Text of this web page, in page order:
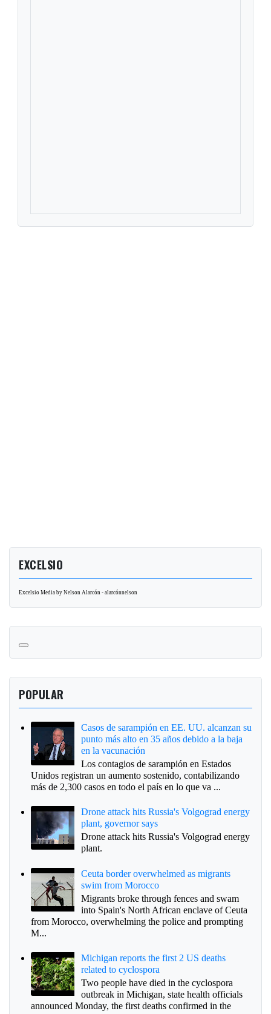
EXCELSIO
Excelsio Media by Nelson Alarcón - alarcónnelson
POPULAR
Casos de sarampión en EE. UU. alcanzan su
punto más alto en 35 años debido a la baja
en la vacunación
Los contagios de sarampión en Estados
Unidos registran un aumento sostenido, contabilizando
más de 2,300 casos en todo el país en lo que va ...
Drone attack hits Russia's Volgograd energy
plant, governor says
Drone attack hits Russia's Volgograd energy
plant.
Ceuta border overwhelmed as migrants
swim from Morocco
Migrants broke through fences and swam
into Spain's North African enclave of Ceuta
from Morocco, overwhelming the police and prompting
M...
Michigan reports the first 2 US deaths
related to cyclospora
Two people have died in the cyclospora
outbreak in Michigan, state health officials
announced Monday, the first deaths confirmed in the